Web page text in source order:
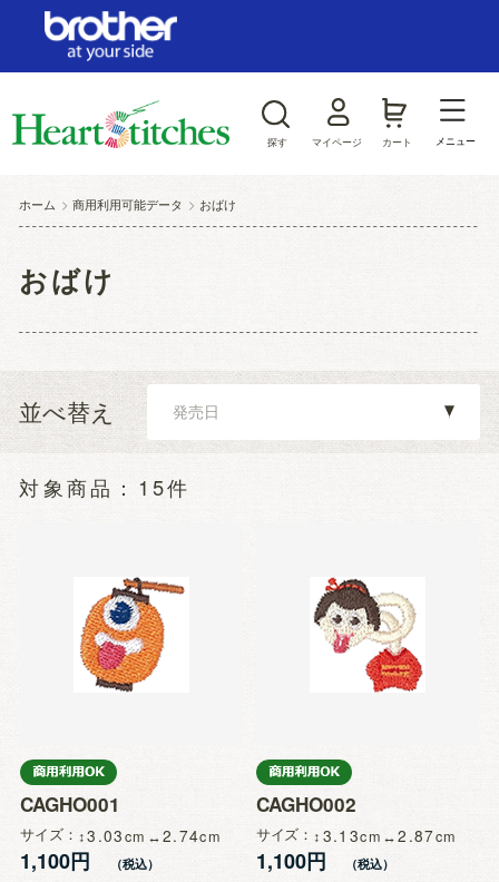
探す マイページ カート メニュー
ホーム >商用利用可能データ > おばけ
おばけ
並べ替え
15件
CAGHO001
サイズ 3.03 2.74
1,100円
CAGHO002
サイズ 3.13 2.87
1,100円
ログイン/新規会員登録